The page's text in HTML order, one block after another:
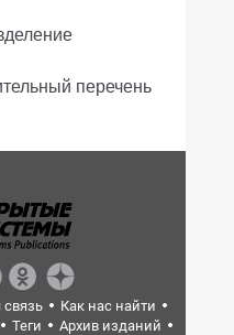
перечень
связь
Как нас найти
Теги
Архив изданий